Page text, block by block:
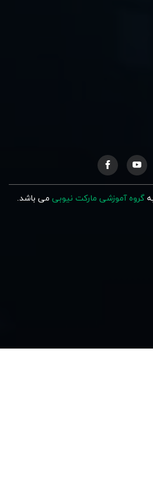
گروه آموزشی مارکت نیوبی می باشد.